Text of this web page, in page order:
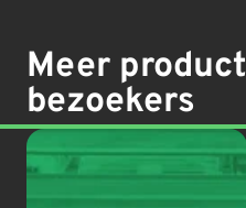
Meer
bezoekers